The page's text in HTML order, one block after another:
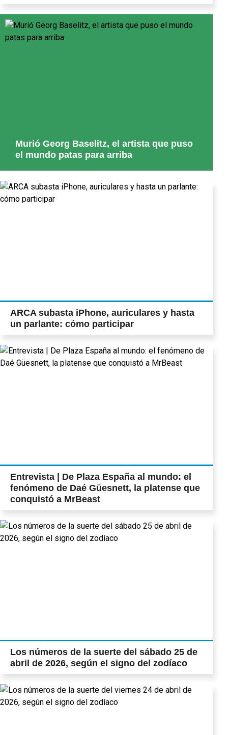
Murió Georg Baselitz, el artista que puso
el mundo patas para arriba
ARCA subasta iPhone, auriculares y hasta
un parlante: cómo participar
Entrevista | De Plaza España al mundo: el
fenómeno de Daé Güesnett, la platense que
conquistó a MrBeast
Los números de la suerte del sábado 25 de
abril de 2026, según el signo del zodíaco